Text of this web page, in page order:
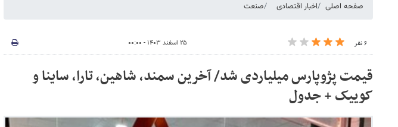
صفحه اصلی اخبار اقتصادی صنعت
۶ نفر ۲۵ اسفند ۱۴۰۳ - ۰۰:۰۰
قیمت پژوپارس میلیاردی شد/ آخرین سمند، شاهین، تارا، ساینا و
کوییک + جدول